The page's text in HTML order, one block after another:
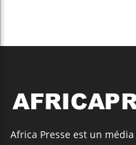
Africa Presse est un